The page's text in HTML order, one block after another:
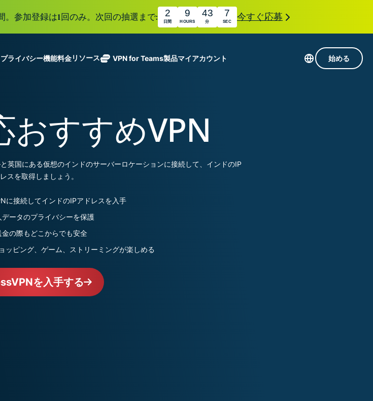
参加登録は1回のみ。次回の抽選まで: 2
日間
9
HOURS
43
分
6
SEC 今すぐ応募
ラインサービスに安全にアクセス
ゲーミング向けVPN
ての機能を見る
ExpressVPNについて
ルライフを向上させます。
すべての製品を見る
ライバシー機能
Linux 新機能
料金リソース
VPNの使い方
VPN暗号化の仕組み
VPN for Teams製品
キュア
ーバーを
いま
トメールリレーサー
ビス。
パスワ
理や多
ExpressAI
機密コンピュ
採用した、プ
視のインテリ
ジェンスを実
ンシューマー
holiday.com
eSIM
150以上の国
る無料eSIM。
Award-
winning
macOS
firewall,
マイアカウント 始める
おすすめVPN
英国にある仮想のインドのサーバーロケーションに接続して、インドのIP
スを取得しましょう。
に接続してインドのIPアドレスを入手
データのプライバシーを保護
金の際もどこからでも安全
ッピング、ゲーム、ストリーミングが楽しめる
を入手する